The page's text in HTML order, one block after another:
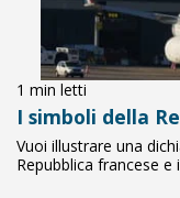
1 min letti
I simboli della
Vuoi illustrare una
Repubblica francese